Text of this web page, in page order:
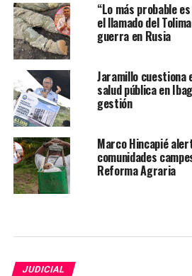
“Lo más probable
el llamado del
guerra en Rusia
Jaramillo cuestiona
salud pública en
gestión
Marco Hincapié
comunidades
Reforma Agraria
JUDICIAL